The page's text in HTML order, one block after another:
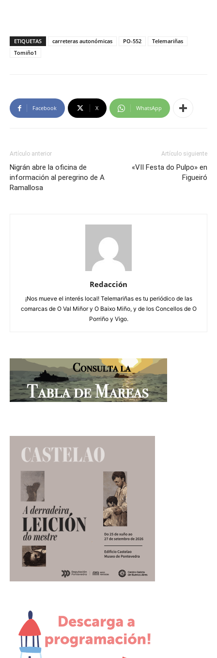
ETIQUETAS carreteras autonómicas PO-552
Telemariñas
Tomiño1
Facebook X WhatsApp
Artículo anterior
Nigrán abre la oficina de
información al peregrino de A
Ramallosa
Artículo siguiente
«VII Festa do Pulpo» en
Figueiró
Redacción
¡Nos mueve el interés local! Telemariñas es tu periódico de las
comarcas de O Val Miñor y O Baixo Miño, y de los Concellos de O
Porriño y Vigo.